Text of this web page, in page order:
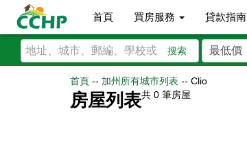
首頁 買房服務 貸款指南
搜索
首頁 -- 加州所有城市列表 -- Clio
房屋列表共 0 筆房屋